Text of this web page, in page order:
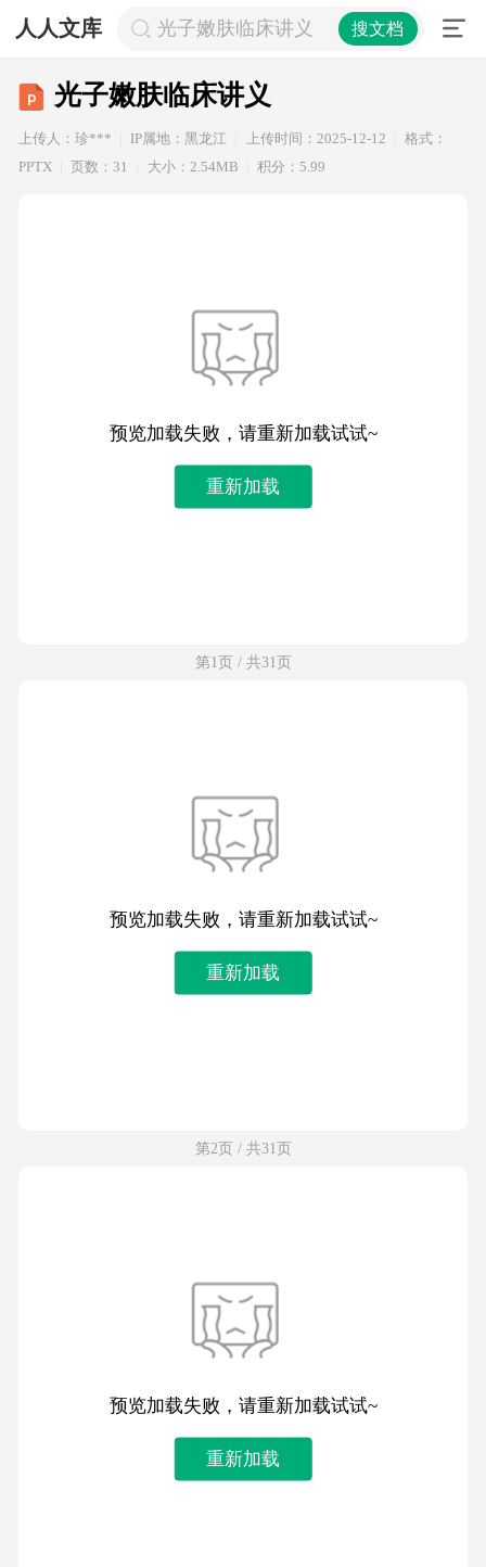
人人文库 光子嫩肤临床讲义 搜文档
光子嫩肤临床讲义
上传人：珍*** IP属地：黑龙江 上传时间：2025-12-12
格式：
PPTX
页数：31 大小：2.54MB 积分：5.99
预览加载失败，请重新加载试试~
重新加载
第1页 / 共31页
预览加载失败，请重新加载试试~
重新加载
第2页 / 共31页
预览加载失败，请重新加载试试~
重新加载